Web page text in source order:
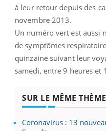
à leur retour depuis des
novembre 2013.
Un numéro vert est aussi
de symptômes
quinzaine suivant leur
samedi, entre 9 heures et
SUR LE MÊME THÈME
Coronavirus : 13